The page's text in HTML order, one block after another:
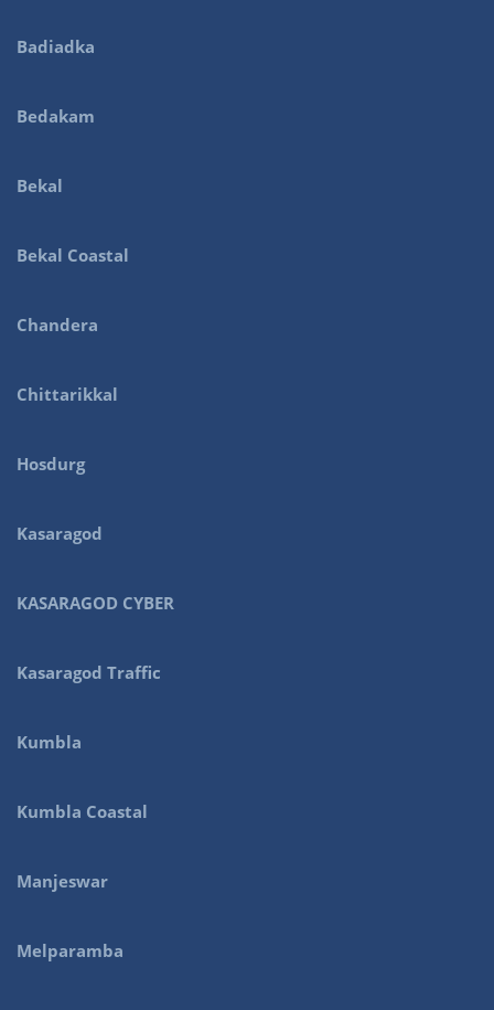
Badiadka
Bedakam
Bekal
Bekal Coastal
Chandera
Chittarikkal
Hosdurg
Kasaragod
KASARAGOD CYBER
Kasaragod Traffic
Kumbla
Kumbla Coastal
Manjeswar
Melparamba